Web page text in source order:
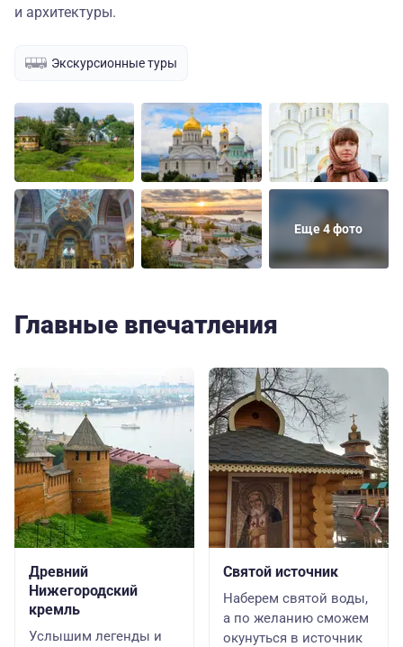
и архитектуры.
Экскурсионные туры
Еще 4 фото
Главные впечатления
Древний
Нижегородский
кремль
Услышим легенды и
Святой источник
Наберем святой воды,
а по желанию сможем
окунуться в источник